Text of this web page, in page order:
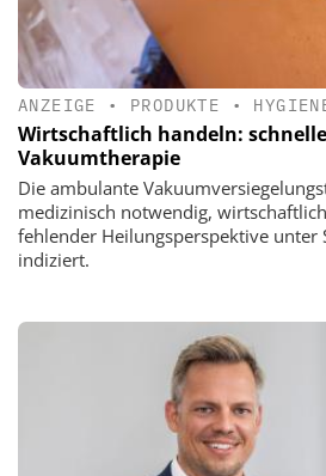
ANZEIGE • PRODUKTE •
Wirtschaftlich handeln:
Vakuumtherapie
Die ambulante
medizinisch notwendig,
fehlender Heilungsperspektive unter
indiziert.